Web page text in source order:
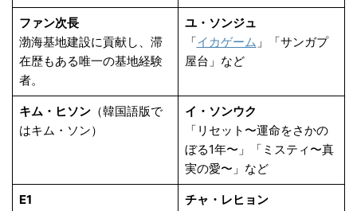
ファン次長
渤海基地建設に貢献し、滞
在歴もある唯一の基地経験
者。
ユ・ソンジュ
「イカゲーム 」「サンガプ
屋台」など
キム・ヒソン（韓国語版で
はキム・ソン）
イ・ソンウク
「リセット〜運命をさかの
ぼる1年〜」「ミスティ〜真
実の愛〜」など
E1
チャ・レヒョン